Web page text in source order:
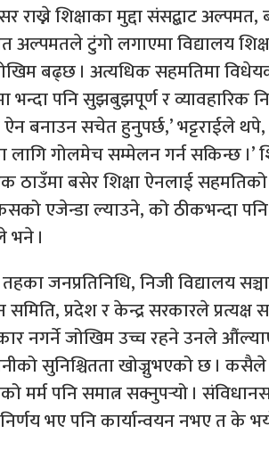
राख्ने शिक्षाका मुद्दा संसद्बाट
अल्पमतले टुंगो लगाएमा विद्यालय
बढ्छ । अत्यधिक सहमतिमा
भन्दा पनि सुझबुझपूर्ण र व्यावहारिक
बनाउन सचेत हुनुपर्छ,’ भट्टराईले
लागि गोलमेच सम्मेलन गर्न सकिन्छ ।’
ठाउँमा बसेर शिक्षा ऐनलाई
एजेन्डा ल्याउने, को ठीकभन्दा
भने ।
तहका जनप्रतिनिधि, निजी विद्यालय
समिति, प्रदेश र केन्द्र सरकारले
नगर्ने जोखिम उच्च रहने उनले
सुनिश्चितता खोज्नुभएको छ । कसैले
मर्म पनि समात्न सक्नुपर्‍यो ।
भए पनि कार्यान्वयन नभए त के